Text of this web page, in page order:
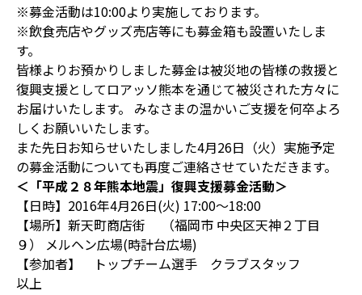
※募金活動は10:00より実施しております。
※飲食売店やグッズ売店等にも募金箱も設置いたしま
す。
皆様よりお預かりしました募金は被災地の皆様の救援と
復興支援としてロアッソ熊本を通じて被災された方々に
お届けいたします。 みなさまの温かいご支援を何卒よろ
しくお願いいたします。
また先日お知らせいたしました4月26日（火）実施予定
の募金活動についても再度ご連絡させていただきます。
＜「平成２８年熊本地震」復興支援募金活動＞
【日時】2016年4月26日(火) 17:00～18:00
【場所】新天町商店街 （福岡市 中央区天神２丁目
９） メルヘン広場(時計台広場)
【参加者】 トップチーム選手 クラブスタッフ
以上